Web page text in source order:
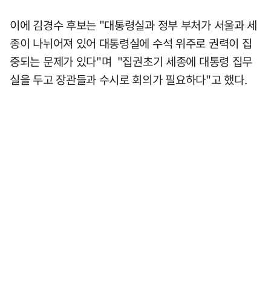
이에 김경수 후보는 "대통령실과 정부 부처가 서울과 세
종이 나뉘어져 있어 대통령실에 수석 위주로 권력이 집
중되는 문제가 있다"며 "집권초기 세종에 대통령 집무
실을 두고 장관들과 수시로 회의가 필요하다"고 했다.